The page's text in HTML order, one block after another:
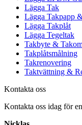
Lägga Tak
Lägga Takpapp
Lägga Takplåt
Lägga Tegeltak
Takbyte &
Takplåtsmålning
Takrenovering
Taktvättning &
Kontakta oss
Kontakta oss idag för